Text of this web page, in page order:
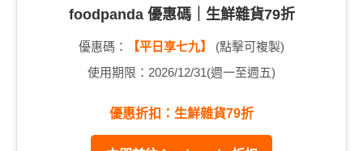
foodpanda 優惠碼｜生鮮雜貨79折
優惠碼： 【平日享七九】
(點擊可複製)
使用期限：2026/12/31(週一至週五)
優惠折扣：生鮮雜貨79折